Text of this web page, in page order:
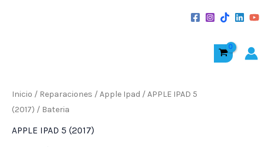
Inicio / Reparaciones /Apple Ipad /APPLE IPAD 5
(2017) / Bateria
APPLE IPAD 5 (2017)